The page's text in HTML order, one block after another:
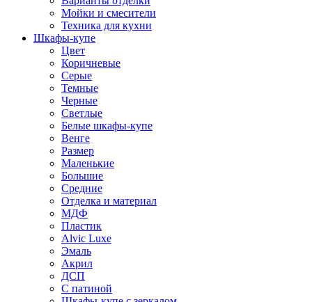
Мойки и смесители
Техника для кухни
Шкафы-купе
Цвет
Коричневые
Серые
Темные
Черные
Светлые
Белые шкафы-купе
Венге
Размер
Маленькие
Большие
Средние
Отделка и материал
МДФ
Пластик
Alvic Luxe
Эмаль
Акрил
ДСП
С патиной